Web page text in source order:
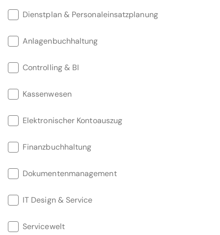
Dienstplan & Personaleinsatzplanung
Anlagenbuchhaltung
Controlling & BI
Kassenwesen
Elektronischer Kontoauszug
Finanzbuchhaltung
Dokumentenmanagement
IT Design & Service
Servicewelt